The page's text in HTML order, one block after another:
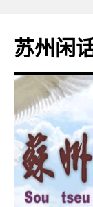
苏州闲